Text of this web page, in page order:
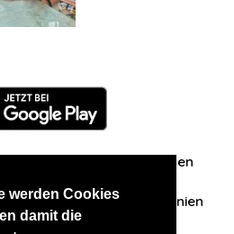
werden Cookies
damit die
Zuschriften/Erfahrungen
AGB Datenschutzrichtlinien